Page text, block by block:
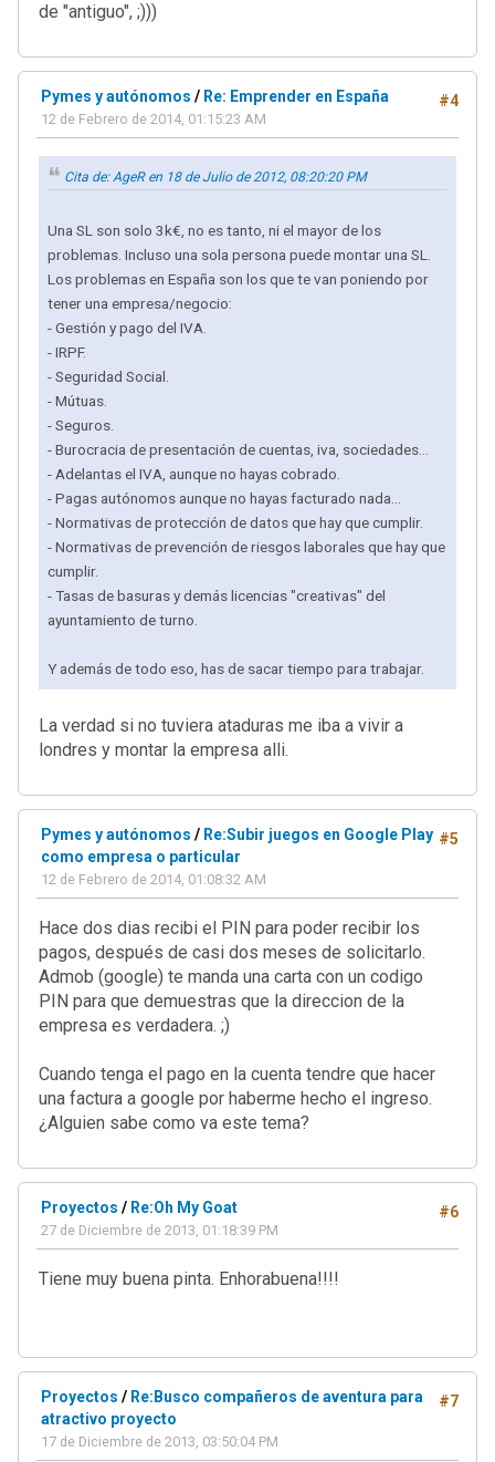
de "antiguo", ;)))
#4
Pymes y autónomos / Re: Emprender en España
12 de Febrero de 2014, 01:15:23 AM
Cita de: AgeR en 18 de Julio de 2012, 08:20:20 PM
Una SL son solo 3k€, no es tanto, ni el mayor de los
problemas. Incluso una sola persona puede montar una SL.
Los problemas en España son los que te van poniendo por
tener una empresa/negocio:
- Gestión y pago del IVA.
- IRPF.
- Seguridad Social.
- Mútuas.
- Seguros.
- Burocracia de presentación de cuentas, iva, sociedades...
- Adelantas el IVA, aunque no hayas cobrado.
- Pagas autónomos aunque no hayas facturado nada...
- Normativas de protección de datos que hay que cumplir.
- Normativas de prevención de riesgos laborales que hay que
cumplir.
- Tasas de basuras y demás licencias "creativas" del
ayuntamiento de turno.
Y además de todo eso, has de sacar tiempo para trabajar.
La verdad si no tuviera ataduras me iba a vivir a
londres y montar la empresa alli.
#5
Pymes y autónomos / Re:Subir juegos en Google Play
como empresa o particular
12 de Febrero de 2014, 01:08:32 AM
Hace dos dias recibi el PIN para poder recibir los
pagos, después de casi dos meses de solicitarlo.
Admob (google) te manda una carta con un codigo
PIN para que demuestras que la direccion de la
empresa es verdadera. ;)
Cuando tenga el pago en la cuenta tendre que hacer
una factura a google por haberme hecho el ingreso.
¿Alguien sabe como va este tema?
#6
Proyectos / Re:Oh My Goat
27 de Diciembre de 2013, 01:18:39 PM
Tiene muy buena pinta. Enhorabuena!!!!
#7
Proyectos / Re:Busco compañeros de aventura para
atractivo proyecto
17 de Diciembre de 2013, 03:50:04 PM